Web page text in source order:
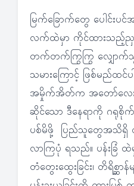
မြက်ခြောက်တွေ ပေါင်း
လက်ထဲမှာ ကိုင်ထားသည့်ညှပ်
တက်တက်ကြွကြွ လျှောက်
သမားကြောင့် ဖြစ်မည်ထ
အမှိုက်အိတ်က အတော်လေး
ဆိုင်သော ဒီနေရာကို ဂရုစို
ပစ်မိဖို့ ပြည်သူတွေအသိရှိ
လာကြပုံ ရသည်။ ပန်းခြံ ထဲမှ
တံတွေးထွေးခြင်း၊ တိရိစ္ဆာန်